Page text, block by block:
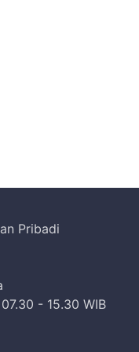
Pribadi
- 15.30 WIB